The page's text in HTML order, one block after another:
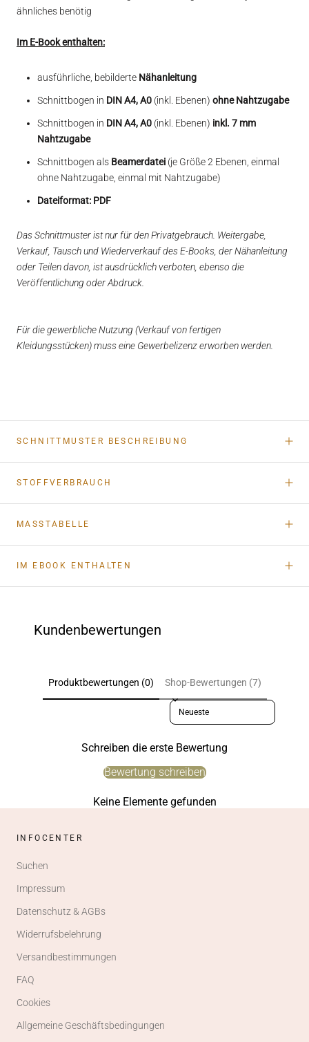
ähnliches benötig
Im E-Book enthalten:
ausführliche, bebilderte Nähanleitung
Schnittbogen in DIN A4, A0 (inkl. Ebenen) ohne Nahtzugabe
Schnittbogen in DIN A4, A0 (inkl. Ebenen) inkl. 7 mm
Nahtzugabe
Schnittbogen als Beamerdatei (je Größe 2 Ebenen, einmal
ohne Nahtzugabe, einmal mit Nahtzugabe)
Dateiformat: PDF
Das Schnittmuster ist nur für den Privatgebrauch. Weitergabe,
Verkauf, Tausch und Wiederverkauf des E-Books, der Nähanleitung
oder Teilen davon, ist ausdrücklich verboten, ebenso die
Veröffentlichung oder Abdruck.
Für die gewerbliche Nutzung (Verkauf von fertigen
Kleidungsstücken) muss eine Gewerbelizenz erworben werden.
SCHNITTMUSTER BESCHREIBUNG
STOFFVERBRAUCH
MASSTABELLE
IM EBOOK ENTHALTEN
Kundenbewertungen
Produktbewertungen (0) Shop-Bewertungen (7)
Sort reviews by
Schreiben die erste Bewertung
Bewertung schreiben
Keine Elemente gefunden
INFOCENTER
Suchen
Impressum
Datenschutz & AGBs
Widerrufsbelehrung
Versandbestimmungen
FAQ
Cookies
Allgemeine Geschäftsbedingungen